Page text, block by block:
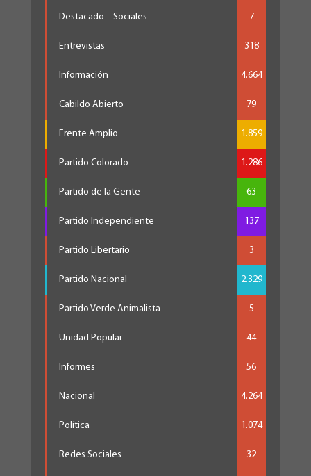
Destacado – Sociales 7
Entrevistas 318
Información 4.664
Cabildo Abierto 79
Frente Amplio 1.859
Partido Colorado 1.286
Partido de la Gente 63
Partido Independiente 137
Partido Libertario 3
Partido Nacional 2.329
Partido Verde Animalista 5
Unidad Popular 44
Informes 56
Nacional 4.264
Política 1.074
Redes Sociales 32